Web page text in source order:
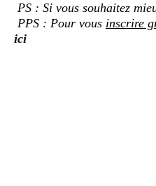
PS : Si vous souhaitez
PPS : Pour vous inscrire
ici